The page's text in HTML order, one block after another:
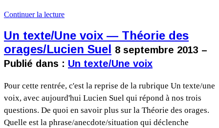
Continuer la lecture
Un texte/Une voix — Théorie des
orages/Lucien Suel
8 septembre 2013 –
Publié dans : Un texte/Une voix
Pour cette rentrée, c'est la reprise de la rubrique Un texte/une
voix, avec aujourd'hui Lucien Suel qui répond à nos trois
questions. De quoi en savoir plus sur la Théorie des orages.
Quelle est la phrase/anecdote/situation qui déclenche